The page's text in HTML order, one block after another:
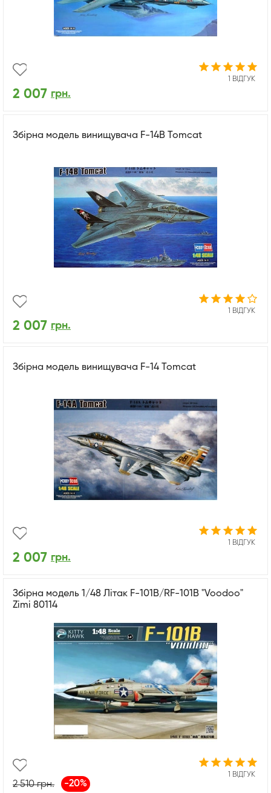
1 ВІДГУК
2 007 грн.
Збірна модель винищувача F-14B Tomcat
1 ВІДГУК
2 007 грн.
Збірна модель винищувача F-14 Tomcat
1 ВІДГУК
2 007 грн.
Збірна модель 1/48 Літак F-101B/RF-101B "Voodoo"
Zimi 80114
1 ВІДГУК
2 510грн. -20%